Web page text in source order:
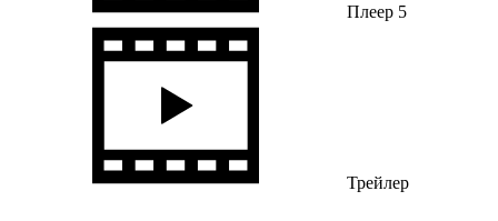
Плеер 5
Трейлер